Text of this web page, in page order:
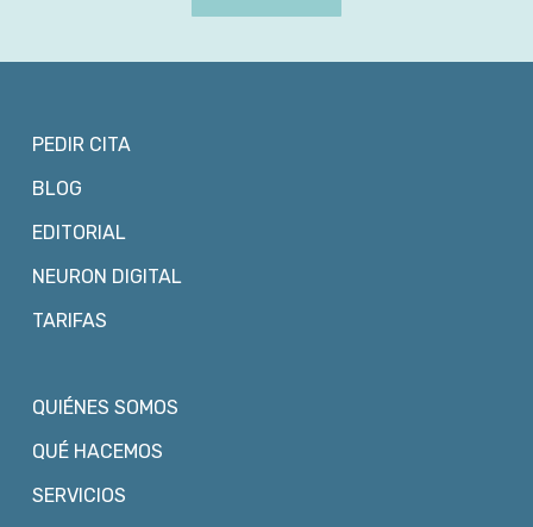
PEDIR CITA
BLOG
EDITORIAL
NEURON DIGITAL
TARIFAS
QUIÉNES SOMOS
QUÉ HACEMOS
SERVICIOS